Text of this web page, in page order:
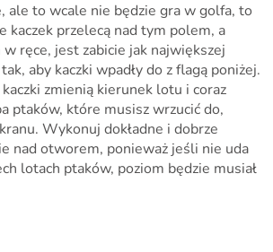
ale to wcale nie będzie gra w golfa, to
kaczek przelecą nad tym polem, a
ręce, jest zabicie jak największej
aby kaczki wpadły do z flagą poniżej.
zmienią kierunek lotu i coraz
ptaków, które musisz wrzucić do,
Wykonuj dokładne i dobrze
nad otworem, ponieważ jeśli nie uda
lotach ptaków, poziom będzie musiał